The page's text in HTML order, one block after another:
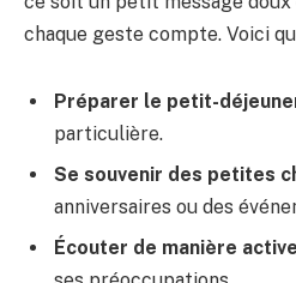
chaque geste compte. Voici
Préparer le petit-
particulière.
Se souvenir des petites
anniversaires ou des
Écouter de manière active